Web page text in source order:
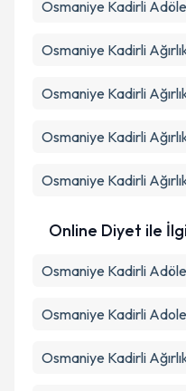
Osmaniye Kadirli
Osmaniye Kadirli
Osmaniye Kadirli
Osmaniye Kadirli
Osmaniye Kadirli
Online Diyet ile
Osmaniye Kadirli
Osmaniye Kadirli
Osmaniye Kadirli